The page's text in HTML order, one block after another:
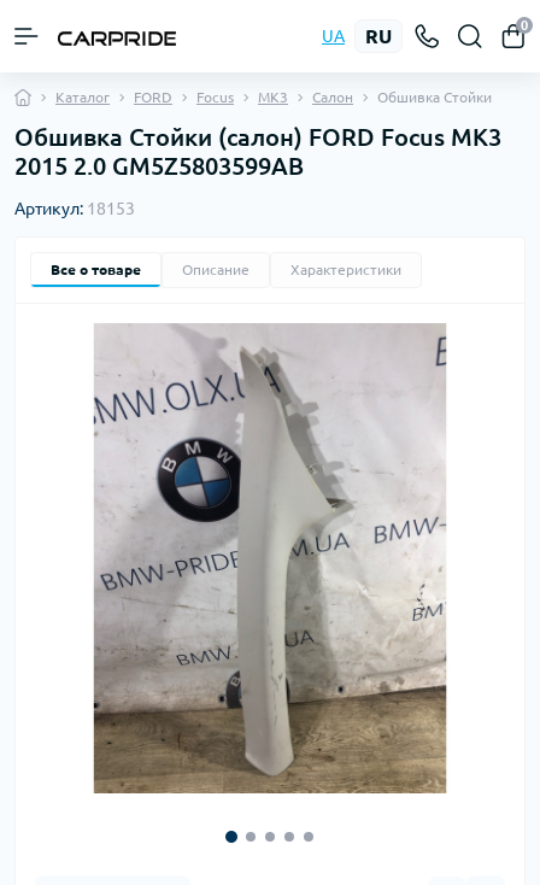
UA RU
0
Каталог FORD Focus MK3 Салон Обшивка Стойки
Обшивка Стойки (салон) FORD Focus MK3
2015 2.0 GM5Z5803599AB
Артикул: 18153
Все о товаре Описание Характеристики